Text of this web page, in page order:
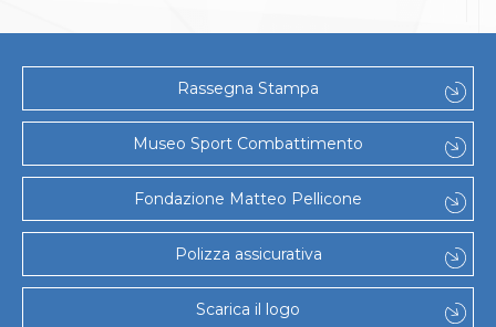
Karate
News
Gare e Risultati
Attività Didattica
Albi Federali
Arti marziali
Aikido
Ju Jitsu
Sumo
Capoeira
Grappling
BJJ
Pancrazio/Pankration
Rassegna Stampa
Museo Sport Combattimento
Fondazione Matteo Pellicone
Polizza assicurativa
Scarica il logo